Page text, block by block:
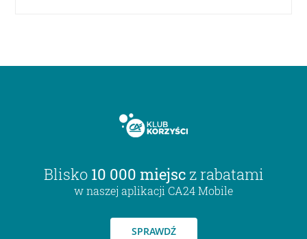
Blisko 10 000 miejsc z rabatami
w naszej aplikacji CA24 Mobile
SPRAWDŹ